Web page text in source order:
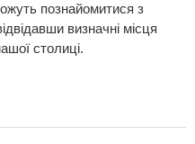
познайомитися з
визначні місця
столиці.